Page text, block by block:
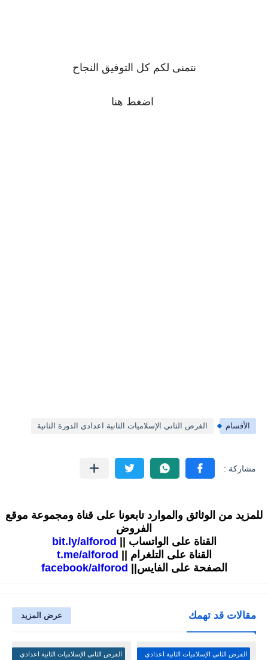
نتمنى لكم كل التوفيق النجاح
اضغط هنا
الأقسام الفرض الثاني الإسلاميات الثانية اعدادي الدورة الثانية
للمزيد من الوثائق والموارد تابعونا على قناة ومجموعة موقع
الفروض
القناة على الواتساب ||
bit.ly/alforod
القناة على التلغرام ||
t.me/alforod
الصفحة على الفايس||
facebook/alforod
مقالات قد تهمك عرض المزيد
الفرض الثاني الإسلاميات الثانية اعدادي
الفرض الثاني الإسلاميات الثانية اعدادي